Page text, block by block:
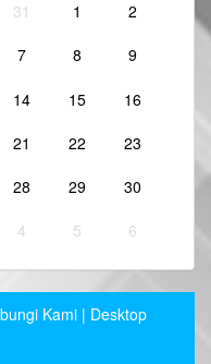
31 1 2
7 8 9
14 15 16
21 22 23
28 29 30
4 5 6
Kami| Desktop